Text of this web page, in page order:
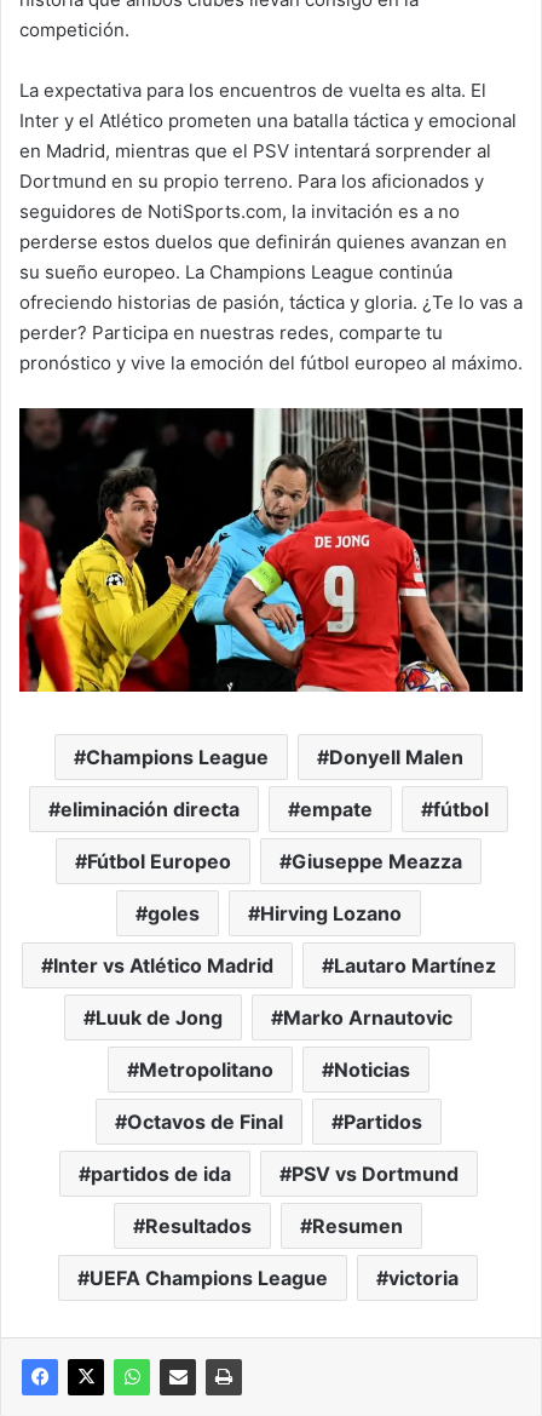
competición.
La expectativa para los encuentros de vuelta es alta. El
Inter y el Atlético prometen una batalla táctica y emocional
en Madrid, mientras que el PSV intentará sorprender al
Dortmund en su propio terreno. Para los aficionados y
seguidores de NotiSports.com, la invitación es a no
perderse estos duelos que definirán quienes avanzan en
su sueño europeo. La Champions League continúa
ofreciendo historias de pasión, táctica y gloria. ¿Te lo vas a
perder? Participa en nuestras redes, comparte tu
pronóstico y vive la emoción del fútbol europeo al máximo.
Champions League Donyell Malen
eliminación directa empate fútbol
Fútbol Europeo Giuseppe Meazza
goles Hirving Lozano
Inter vs Atlético Madrid Lautaro Martínez
Luuk de Jong Marko Arnautovic
Metropolitano Noticias
Octavos de Final Partidos
partidos de ida PSV vs Dortmund
Resultados Resumen
UEFA Champions League victoria